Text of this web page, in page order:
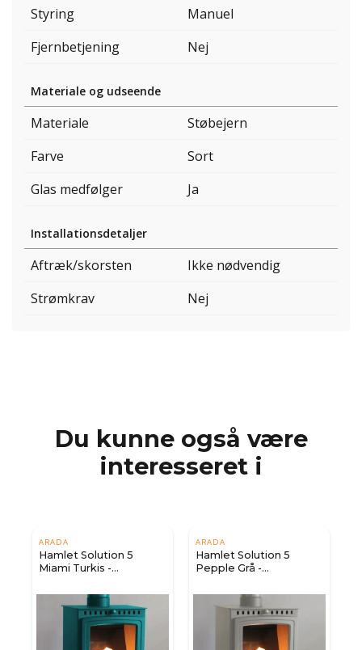
Styring
Manuel
Fjernbetjening
Nej
Materiale og udseende
Materiale
Støbejern
Farve
Sort
Glas medfølger
Ja
Installationsdetaljer
Aftræk/skorsten
Ikke nødvendig
Strømkrav
Nej
Du kunne også være
interesseret i
ARADA
Hamlet Solution 5
Miami Turkis -
ARADA
Hamlet Solution 5
Pepple Grå -